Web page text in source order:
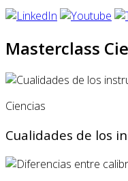
Masterclass
Ciencias
Cualidades de los